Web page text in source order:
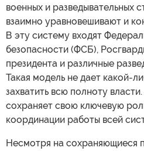
военных и разведывательных
взаимно уравновешивают и
В эту систему входят
безопасности (ФСБ),
президента и различные
Такая модель не дает какой-
захватить всю полноту
сохраняет свою ключевую
координации работы всей
Несмотря на сохраняющиеся